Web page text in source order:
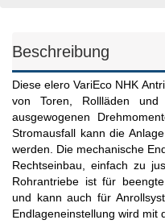
Beschreibung
Diese elero VariEco NHK
von Toren, Rollläden und
ausgewogenen
Stromausfall kann die
werden. Die mechanische
Rechtseinbau, einfach zu
Rohrantriebe ist für
und kann auch für
Endlageneinstellung wird mit